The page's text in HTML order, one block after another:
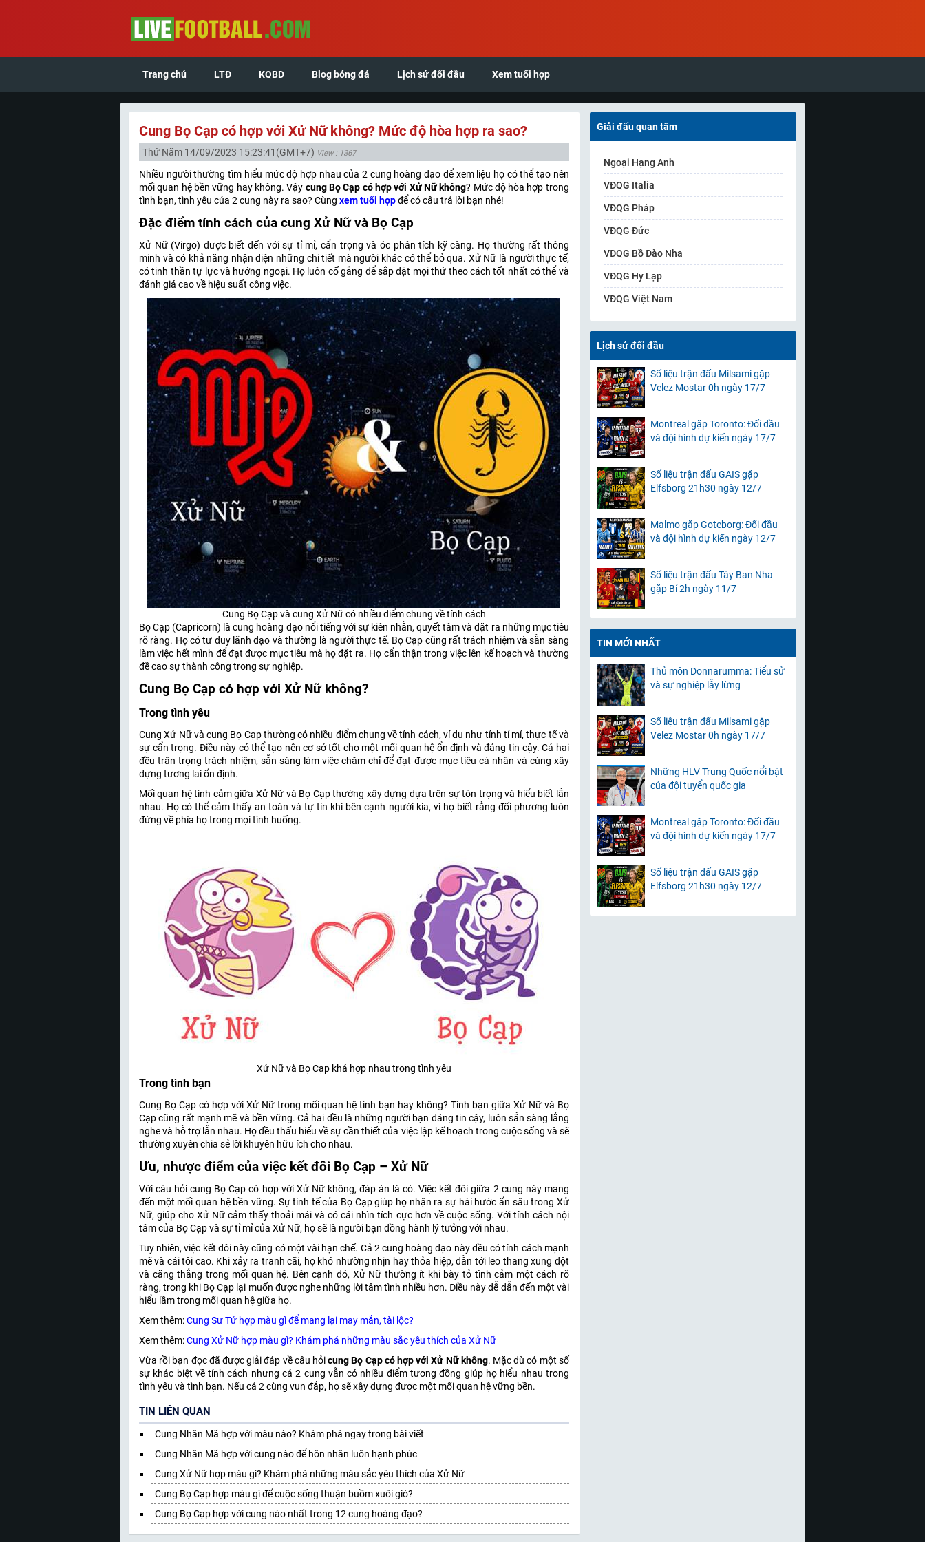
Trang chủ LTĐ KQBD Blog bóng đá Lịch sử đối đầu Xem tuổi hợp
Cung Bọ Cạp có hợp với Xử Nữ không? Mức độ hòa hợp ra sao?
Thứ Năm 14/09/2023 15:23:41 (GMT+7) View : 1367
Nhiều người thường tìm hiểu mức độ hợp nhau của 2 cung hoàng đạo để xem liệu họ có thể tạo nên
mối quan hệ bền vững hay không. Vậy cung Bọ Cạp có hợp với Xử Nữ không? Mức độ hòa hợp trong
tình bạn, tình yêu của 2 cung này ra sao? Cùng xem tuổi hợpđể có câu trả lời bạn nhé!
Đặc điểm tính cách của cung Xử Nữ và Bọ Cạp
Xử Nữ (Virgo) được biết đến với sự tỉ mỉ, cẩn trọng và óc phân tích kỹ càng. Họ thường rất thông
minh và có khả năng nhận diện những chi tiết mà người khác có thể bỏ qua. Xử Nữ là người thực tế,
có tinh thần tự lực và hướng ngoại. Họ luôn cố gắng để sắp đặt mọi thứ theo cách tốt nhất có thể và
đánh giá cao về hiệu suất công việc.
Cung Bọ Cạp và cung Xử Nữ có nhiều điểm chung về tính cách
Bọ Cạp (Capricorn) là cung hoàng đạo nổi tiếng với sự kiên nhẫn, quyết tâm và đặt ra những mục tiêu
rõ ràng. Họ có tư duy lãnh đạo và thường là người thực tế. Bọ Cạp cũng rất trách nhiệm và sẵn sàng
làm việc hết mình để đạt được mục tiêu mà họ đặt ra. Họ cẩn thận trong việc lên kế hoạch và thường
đề cao sự thành công trong sự nghiệp.
Cung Bọ Cạp có hợp với Xử Nữ không?
Trong tình yêu
Cung Xử Nữ và cung Bọ Cạp thường có nhiều điểm chung về tính cách, ví dụ như tính tỉ mỉ, thực tế và
sự cẩn trọng. Điều này có thể tạo nên cơ sở tốt cho một mối quan hệ ổn định và đáng tin cậy. Cả hai
đều trân trọng trách nhiệm, sẵn sàng làm việc chăm chỉ để đạt được mục tiêu cá nhân và cùng xây
dựng tương lai ổn định.
Mối quan hệ tình cảm giữa Xử Nữ và Bọ Cạp thường xây dựng dựa trên sự tôn trọng và hiểu biết lẫn
nhau. Họ có thể cảm thấy an toàn và tự tin khi bên cạnh người kia, vì họ biết rằng đối phương luôn
đứng về phía họ trong mọi tình huống.
Xử Nữ và Bọ Cạp khá hợp nhau trong tình yêu
Trong tình bạn
Cung Bọ Cạp có hợp với Xử Nữ trong mối quan hệ tình bạn hay không? Tình bạn giữa Xử Nữ và Bọ
Cạp cũng rất mạnh mẽ và bền vững. Cả hai đều là những người bạn đáng tin cậy, luôn sẵn sàng lắng
nghe và hỗ trợ lẫn nhau. Họ đều thấu hiểu về sự cần thiết của việc lập kế hoạch trong cuộc sống và sẽ
thường xuyên chia sẻ lời khuyên hữu ích cho nhau.
Ưu, nhược điểm của việc kết đôi Bọ Cạp – Xử Nữ
Với câu hỏi cung Bọ Cạp có hợp với Xử Nữ không, đáp án là có. Việc kết đôi giữa 2 cung này mang
đến một mối quan hệ bền vững. Sự tinh tế của Bọ Cạp giúp họ nhận ra sự hài hước ẩn sâu trong Xử
Nữ, giúp cho Xử Nữ cảm thấy thoải mái và có cái nhìn tích cực hơn về cuộc sống. Với tính cách nội
tâm của Bọ Cạp và sự tỉ mỉ của Xử Nữ, họ sẽ là người bạn đồng hành lý tưởng với nhau.
Tuy nhiên, việc kết đôi này cũng có một vài hạn chế. Cả 2 cung hoàng đạo này đều có tính cách mạnh
mẽ và cái tôi cao. Khi xảy ra tranh cãi, họ khó nhường nhịn hay thỏa hiệp, dẫn tới leo thang xung đột
và căng thẳng trong mối quan hệ. Bên cạnh đó, Xử Nữ thường ít khi bày tỏ tình cảm một cách rõ
ràng, trong khi Bọ Cạp lại muốn được nghe những lời tâm tình nhiều hơn. Điều này dễ dẫn đến một vài
hiểu lầm trong mối quan hệ giữa họ.
Xem thêm:Cung Sư Tử hợp màu gì để mang lại may mắn, tài lộc?
Xem thêm:Cung Xử Nữ hợp màu gì? Khám phá những màu sắc yêu thích của Xử Nữ
Vừa rồi bạn đọc đã được giải đáp về câu hỏicung Bọ Cạp có hợp với Xử Nữ không. Mặc dù có một số
sự khác biệt về tính cách nhưng cả 2 cung vẫn có nhiều điểm tương đồng giúp họ hiểu nhau trong
tình yêu và tình bạn. Nếu cả 2 cùng vun đắp, họ sẽ xây dựng được một mối quan hệ vững bền.
TIN LIÊN QUAN
Cung Nhân Mã hợp với màu nào? Khám phá ngay trong bài viết
Cung Nhân Mã hợp với cung nào để hôn nhân luôn hạnh phúc
Cung Xử Nữ hợp màu gì? Khám phá những màu sắc yêu thích của Xử Nữ
Cung Bọ Cạp hợp màu gì để cuộc sống thuận buồm xuôi gió?
Cung Bọ Cạp hợp với cung nào nhất trong 12 cung hoàng đạo?
Giải đấu quan tâm
Ngoại Hạng Anh
VĐQG Italia
VĐQG Pháp
VĐQG Đức
VĐQG Bồ Đào Nha
VĐQG Hy Lạp
VĐQG Việt Nam
Lịch sử đối đầu
Số liệu trận đấu Milsami gặp
Velez Mostar 0h ngày 17/7
Montreal gặp Toronto: Đối đầu
và đội hình dự kiến ngày 17/7
Số liệu trận đấu GAIS gặp
Elfsborg 21h30 ngày 12/7
Malmo gặp Goteborg: Đối đầu
và đội hình dự kiến ngày 12/7
Số liệu trận đấu Tây Ban Nha
gặp Bỉ 2h ngày 11/7
TIN MỚI NHẤT
Thủ môn Donnarumma: Tiểu sử
và sự nghiệp lẫy lừng
Số liệu trận đấu Milsami gặp
Velez Mostar 0h ngày 17/7
Những HLV Trung Quốc nổi bật
của đội tuyển quốc gia
Montreal gặp Toronto: Đối đầu
và đội hình dự kiến ngày 17/7
Số liệu trận đấu GAIS gặp
Elfsborg 21h30 ngày 12/7